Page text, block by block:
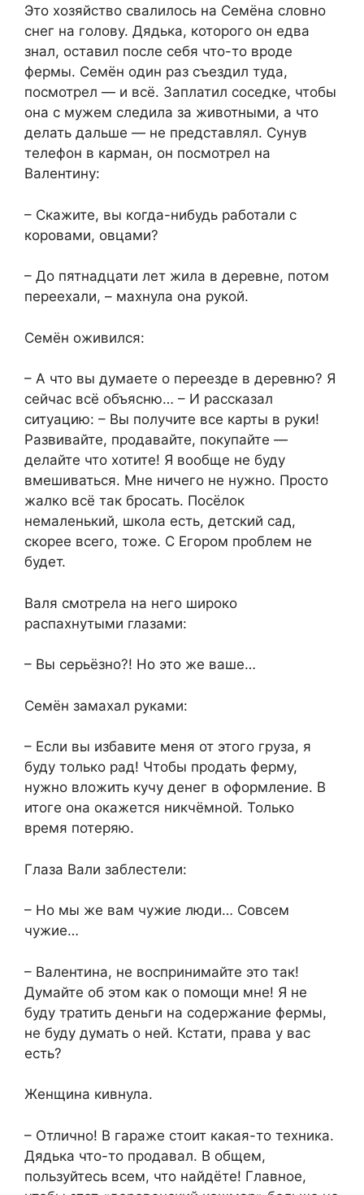
Это хозяйство свалилось на Семёна словно
снег на голову. Дядька, которого он едва
знал, оставил после себя что-то вроде
фермы. Семён один раз съездил туда,
посмотрел — и всё. Заплатил соседке, чтобы
она с мужем следила за животными, а что
делать дальше — не представлял. Сунув
телефон в карман, он посмотрел на
Валентину:
– Скажите, вы когда-нибудь работали с
коровами, овцами?
– До пятнадцати лет жила в деревне, потом
переехали, – махнула она рукой.
Семён оживился:
– А что вы думаете о переезде в деревню? Я
сейчас всё объясню… – И рассказал
ситуацию: – Вы получите все карты в руки!
Развивайте, продавайте, покупайте —
делайте что хотите! Я вообще не буду
вмешиваться. Мне ничего не нужно. Просто
жалко всё так бросать. Посёлок
немаленький, школа есть, детский сад,
скорее всего, тоже. С Егором проблем не
будет.
Валя смотрела на него широко
распахнутыми глазами:
– Вы серьёзно?! Но это же ваше…
Семён замахал руками:
– Если вы избавите меня от этого груза, я
буду только рад! Чтобы продать ферму,
нужно вложить кучу денег в оформление. В
итоге она окажется никчёмной. Только
время потеряю.
Глаза Вали заблестели:
– Но мы же вам чужие люди… Совсем
чужие…
– Валентина, не воспринимайте это так!
Думайте об этом как о помощи мне! Я не
буду тратить деньги на содержание фермы,
не буду думать о ней. Кстати, права у вас
есть?
Женщина кивнула.
– Отлично! В гараже стоит какая-то техника.
Дядька что-то продавал. В общем,
пользуйтесь всем, что найдёте! Главное,